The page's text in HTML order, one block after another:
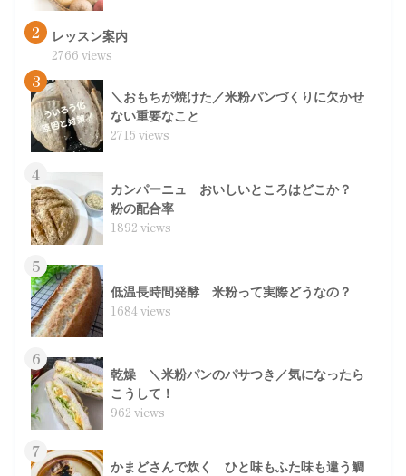
2 レッスン案内
2766 views
3
＼おもちが焼けた／米粉パンづくりに欠かせ
ない重要なこと
2715 views
4
カンパーニュ おいしいところはどこか？
粉の配合率
1892 views
5
低温長時間発酵 米粉って実際どうなの？
1684 views
6
乾燥 ＼米粉パンのパサつき／気になったら
こうして！
962 views
7
かまどさんで炊く ひと味もふた味も違う鯛